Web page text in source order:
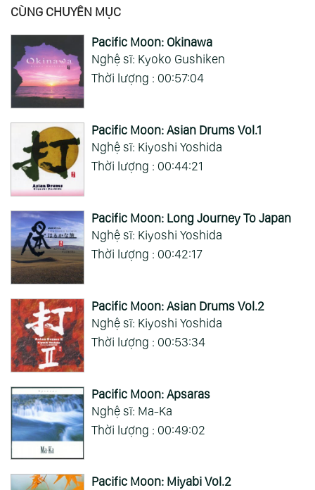
CÙNG CHUYÊN MỤC
Pacific Moon: Okinawa
Nghệ sĩ: Kyoko Gushiken
Thời lượng : 00:57:04
Pacific Moon: Asian Drums Vol.1
Nghệ sĩ: Kiyoshi Yoshida
Thời lượng : 00:44:21
Pacific Moon: Long Journey To Japan
Nghệ sĩ: Kiyoshi Yoshida
Thời lượng : 00:42:17
Pacific Moon: Asian Drums Vol.2
Nghệ sĩ: Kiyoshi Yoshida
Thời lượng : 00:53:34
Pacific Moon: Apsaras
Nghệ sĩ: Ma-Ka
Thời lượng : 00:49:02
Pacific Moon: Miyabi Vol.2